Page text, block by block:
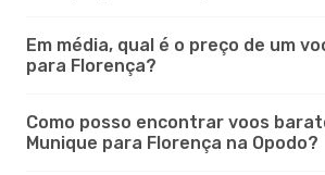
Em média, qual é o preço de um
para Florença?
Como posso encontrar voos
Munique para Florença na Opodo?